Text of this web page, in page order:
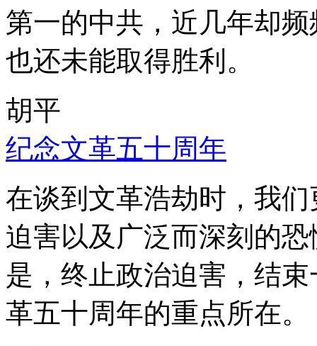
第一的中共，近几年却
也还未能取得胜利。
胡平
纪念文革五十周年
在谈到文革浩劫时，我
迫害以及广泛而深刻的
是，终止政治迫害，结
革五十周年的重点所在。